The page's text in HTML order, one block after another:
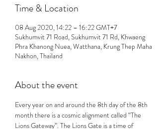
Time & Location
08 Aug 2020, 14:22 – 16:22 GMT+7
Sukhumvit 71 Road, Sukhumvit 71 Rd, Khwaeng
Phra Khanong Nuea, Watthana, Krung Thep Maha
Nakhon, Thailand
About the event
Every year on and around the 8th day of the 8th
month there is a cosmic alignment called “The
Lions Gateway”. The Lions Gate is a time of